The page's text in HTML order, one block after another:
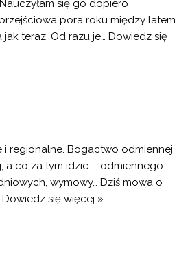
się go dopiero
pora roku między latem
jak teraz. Od razu je… Dowiedz się
i regionalne. Bogactwo odmiennej
a co za tym idzie – odmiennego
wymowy… Dziś mowa o
Dowiedz się więcej »